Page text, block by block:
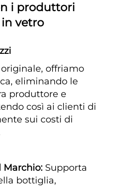
i produttori
vetro
offriamo
eliminando le
produttore e
così ai clienti di
sui costi di
Marchio: Supporta
bottiglia,